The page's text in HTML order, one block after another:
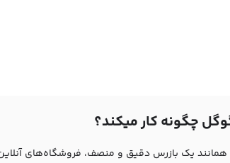
چگونه کار میکند؟
همانند یک بازرس دقیق و منصف، فروشگاه‌های